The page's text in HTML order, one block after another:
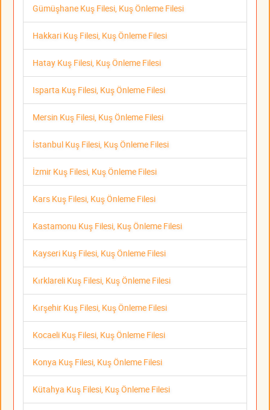
Gümüşhane Kuş Filesi, Kuş Önleme Filesi
Hakkari Kuş Filesi, Kuş Önleme Filesi
Hatay Kuş Filesi, Kuş Önleme Filesi
Isparta Kuş Filesi, Kuş Önleme Filesi
Mersin Kuş Filesi, Kuş Önleme Filesi
İstanbul Kuş Filesi, Kuş Önleme Filesi
İzmir Kuş Filesi, Kuş Önleme Filesi
Kars Kuş Filesi, Kuş Önleme Filesi
Kastamonu Kuş Filesi, Kuş Önleme Filesi
Kayseri Kuş Filesi, Kuş Önleme Filesi
Kırklareli Kuş Filesi, Kuş Önleme Filesi
Kırşehir Kuş Filesi, Kuş Önleme Filesi
Kocaeli Kuş Filesi, Kuş Önleme Filesi
Konya Kuş Filesi, Kuş Önleme Filesi
Kütahya Kuş Filesi, Kuş Önleme Filesi